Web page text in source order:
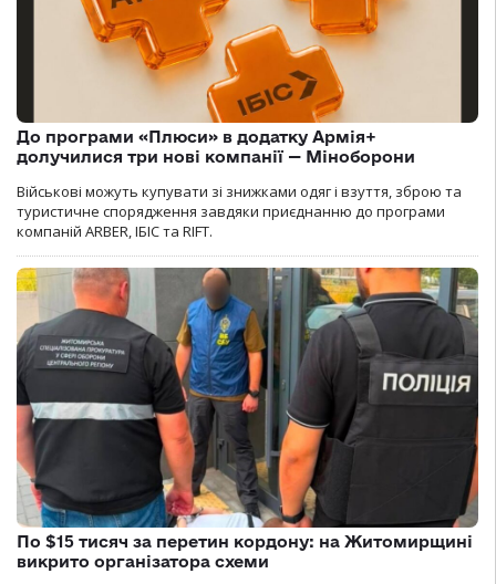
До програми «Плюси» в додатку Армія+
долучилися три нові компанії — Міноборони
Військові можуть купувати зі знижками одяг і взуття, зброю та
туристичне спорядження завдяки приєднанню до програми
компаній ARBER, ІБІС та RIFT.
По $15 тисяч за перетин кордону: на Житомирщині
викрито організатора схеми